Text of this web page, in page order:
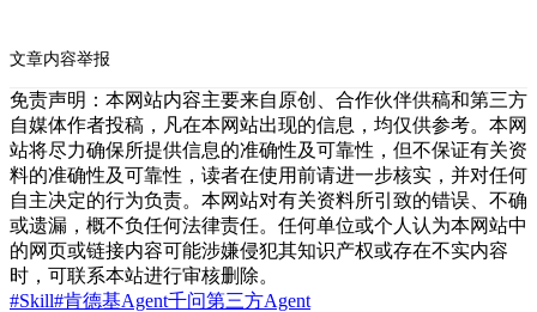
文章内容举报
免责声明：本网站内容主要来自原创、合作伙伴供稿和第三方
自媒体作者投稿，凡在本网站出现的信息，均仅供参考。本网
站将尽力确保所提供信息的准确性及可靠性，但不保证有关资
料的准确性及可靠性，读者在使用前请进一步核实，并对任何
自主决定的行为负责。本网站对有关资料所引致的错误、不确
或遗漏，概不负任何法律责任。任何单位或个人认为本网站中
的网页或链接内容可能涉嫌侵犯其知识产权或存在不实内容
时，可联系本站进行审核删除。
#Skill#肯德基Agent千问第三方Agent